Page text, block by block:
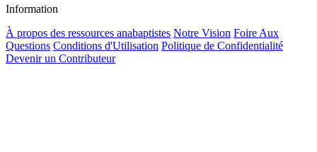
Information
À propos des ressources anabaptistes Notre Vision Foire Aux
Questions Conditions d'Utilisation Politique de Confidentialité
Devenir un Contributeur